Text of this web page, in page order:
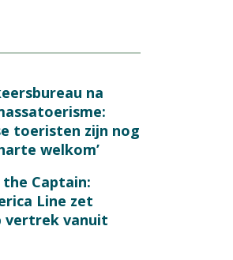
na
toeristen zijn nog
welkom’
Captain:
Line zet
vertrek vanuit